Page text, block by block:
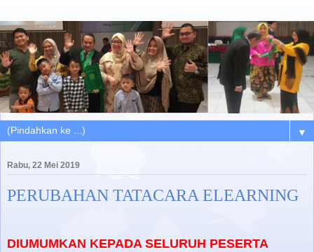
▼
Rabu, 22 Mei 2019
PERUBAHAN TATACARA ELEARNING
DIUMUMKAN KEPADA SELURUH PESERTA